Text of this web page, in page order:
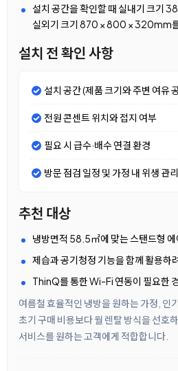
설치 공간을 확인할 때 실내기 크기
실외기 크기 870 × 800 × 320mm를
설치 전 확인 사항
설치 공간 (제품 크기와 주변 여유
전원 콘센트 위치와 접지 여부
필요 시 급수·배수 연결 환경
방문 점검 일정 및 가정 내 위생 관
추천 대상
냉방면적 58.5㎡에 맞는 스탠드형
제습과 공기청정 기능을 함께 활용하
ThinQ를 통한 Wi-Fi 연동이 필요한
여름철 효율적인 냉방을 원하는 가정, 인
초기 구매 비용보다 월 렌탈 방식을 선호
서비스를 원하는 고객에게 적합합니다.